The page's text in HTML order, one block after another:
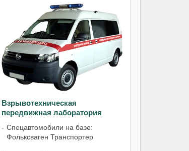
Взрывотехническая
передвижная лаборатория
Спецавтомобили на базе:
Фольксваген Транспортер